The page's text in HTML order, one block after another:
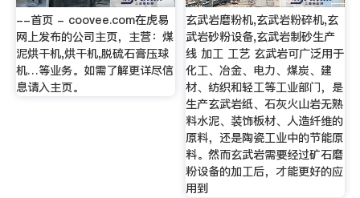
--首页 - coovee.com在虎易
网上发布的公司主页，主营：煤
泥烘干机,烘干机,脱硫石膏压球
机…等业务。如需了解更详尽信
息请入主页。
玄武岩磨粉机,玄武岩粉碎机,玄
武岩砂粉设备,玄武岩制砂生产
线 加工 工艺 玄武岩可广泛用于
化工、冶金、电力、煤炭、建
材、纺织和轻工等工业部门，是
生产玄武岩纸、石灰火山岩无熟
料水泥、装饰板材、人造纤维的
原料，还是陶瓷工业中的节能原
料。然而玄武岩需要经过矿石磨
粉设备的加工后，才能更好的应
用到